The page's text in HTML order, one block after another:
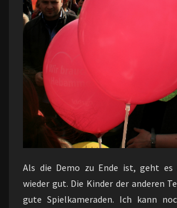
Als die Demo zu Ende ist, geht es
wieder gut. Die Kinder der anderen
gute Spielkameraden. Ich kann